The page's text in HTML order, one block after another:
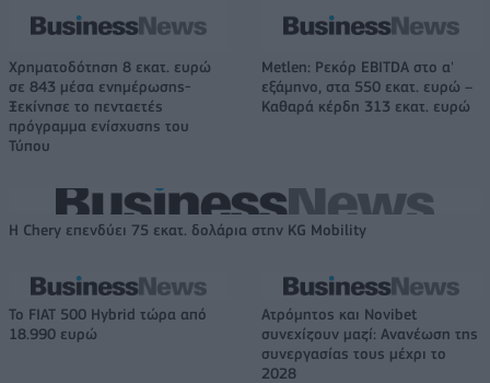
Χρηματοδότηση 8 εκατ. ευρώ
σε 843 μέσα ενημέρωσης-
Ξεκίνησε το πενταετές
πρόγραμμα ενίσχυσης του
Τύπου
Metlen: Ρεκόρ EBITDA στο α'
εξάμηνο, στα 550 εκατ. ευρώ –
Καθαρά κέρδη 313 εκατ. ευρώ
Η Chery επενδύει 75 εκατ. δολάρια στην KG Mobility
Το FIAT 500 Hybrid τώρα από
18.990 ευρώ
Ατρόμητος και Novibet
συνεχίζουν μαζί: Ανανέωση της
συνεργασίας τους μέχρι το
2028